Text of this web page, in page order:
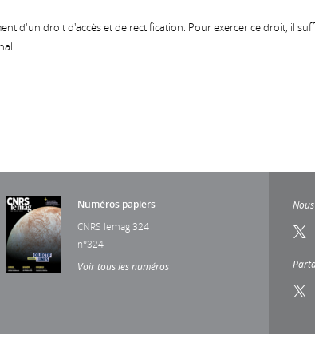
d'un droit d'accès et de rectification. Pour exercer ce droit, il
Numéros papiers
CNRS lemag 324
n°324
Voir tous les numéros